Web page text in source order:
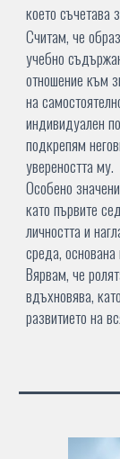
което съчетава
Считам, че
учебно
отношение към
на
индивидуален
подкрепям
увереността му.
Особено
като първите
личността и
среда,
Вярвам, че
вдъхновява,
развитието на